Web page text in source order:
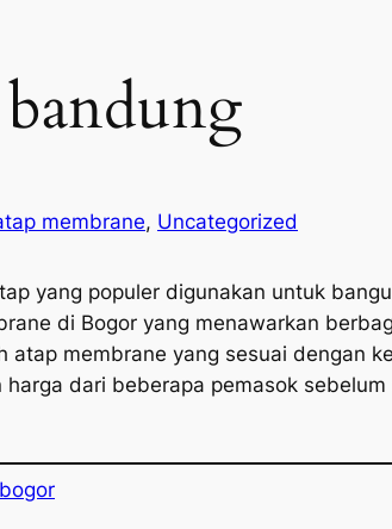
membrane, Uncategorized
yang populer digunakan untuk
di Bogor yang menawarkan
atap membrane yang sesuai dengan
dari beberapa pemasok